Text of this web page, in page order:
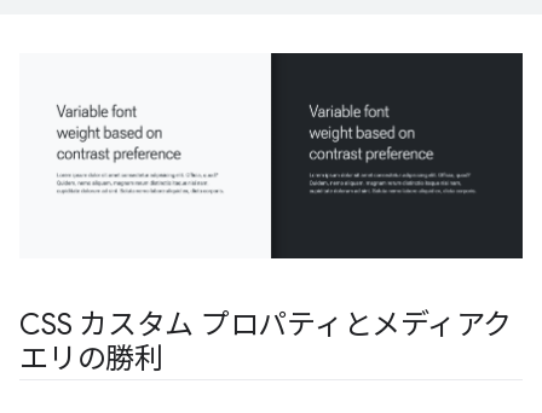
CSS カスタム プロパティとメディアク
エリの勝利